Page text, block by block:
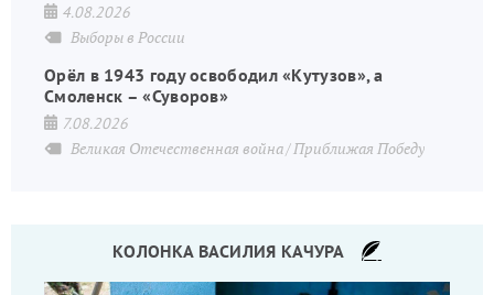
4.08.2026
Выборы в России
Орёл в 1943 году освободил «Кутузов», а
Смоленск – «Суворов»
7.08.2026
Великая Отечественная война Приближая Победу
КОЛОНКА ВАСИЛИЯ КАЧУРА